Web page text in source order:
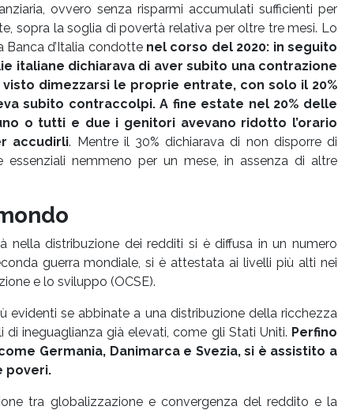
ovvero senza risparmi accumulati sufficienti per
sopra la soglia di povertà relativa per oltre tre mesi. Lo
d’Italia condotte nel corso del 2020: in seguito
italiane dichiarava di aver subito una contrazione
dimezzarsi le proprie entrate, con solo il 20%
subito contraccolpi. A fine estate nel 20% delle
o tutti e due i genitori avevano ridotto l’orario
accudirli. Mentre il 30% dichiarava di non disporre di
nemmeno per un mese, in assenza di altre
nella distribuzione dei redditi si è diffusa in un numero
guerra mondiale, si è attestata ai livelli più alti nei
e lo sviluppo (OCSE).
evidenti se abbinate a una distribuzione della ricchezza
ineguaglianza già elevati, come gli Stati Uniti. Perfino
Germania, Danimarca e Svezia, si è assistito a
poveri.
tra globalizzazione e convergenza del reddito e la